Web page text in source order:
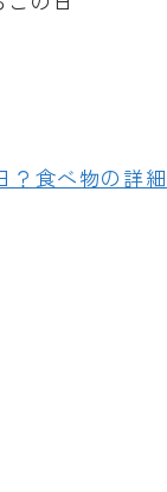
？食べ物の詳細